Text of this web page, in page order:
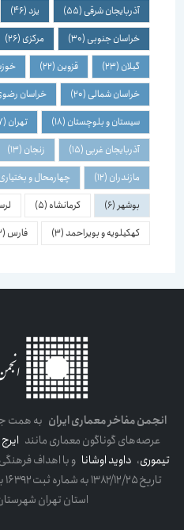
آذربایجان شرقی(55)
(46)
خراسان جنوبی(30) مرکزی(26)
گیلان(23) قزوین(22)
خراسان شمالی(20) خراسان رضوی(18)
سیستان و بلوچستان(18) تهران(17)
آذربایجان غربی(15) زنجان(13)
مازندران(12) چهارمحال و بختیاری(10)
بوشهر(6) کرمانشاه(5) لرستان
کهکیلویه و بویراحمد(3) فارس(3)
انجمن مفاخر معماری ایرانبه همت جمعی
عرصه‌های گوناگون معماری مانندایرج
تیموری،داوید اوشاناو با اهداف فرهنگی
تاریخ
استان تهران شهرستان